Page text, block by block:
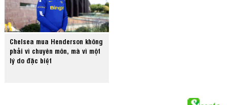
Chelsea mua Henderson không
phải vì chuyên môn, mà vì một
lý do đặc biệt